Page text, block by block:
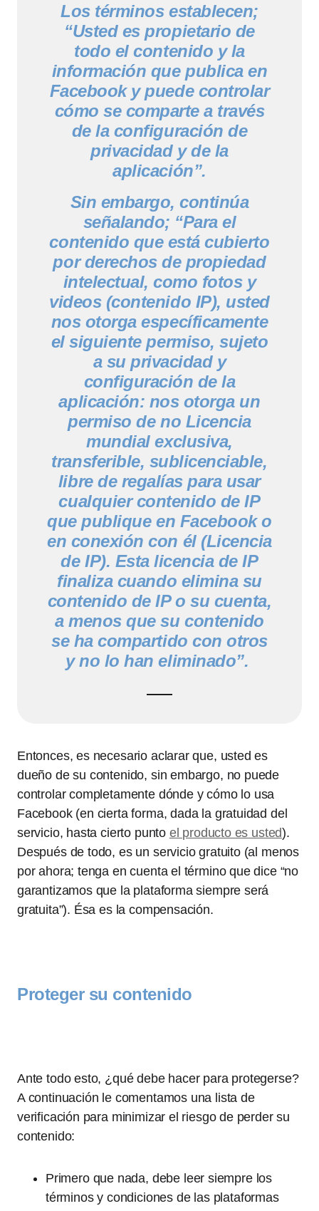
Los términos establecen;
“Usted es propietario de
todo el contenido y la
información que publica en
Facebook y puede controlar
cómo se comparte a través
de la configuración de
privacidad y de la
aplicación”.
Sin embargo, continúa
señalando; “Para el
contenido que está cubierto
por derechos de propiedad
intelectual, como fotos y
videos (contenido IP), usted
nos otorga específicamente
el siguiente permiso, sujeto
a su privacidad y
configuración de la
aplicación: nos otorga un
permiso de no Licencia
mundial exclusiva,
transferible, sublicenciable,
libre de regalías para usar
cualquier contenido de IP
que publique en Facebook o
en conexión con él (Licencia
de IP). Esta licencia de IP
finaliza cuando elimina su
contenido de IP o su cuenta,
a menos que su contenido
se ha compartido con otros
y no lo han eliminado”.
Entonces, es necesario aclarar que, usted es
dueño de su contenido, sin embargo, no puede
controlar completamente dónde y cómo lo usa
Facebook (en cierta forma, dada la gratuidad del
servicio, hasta cierto punto el producto es usted).
Después de todo, es un servicio gratuito (al menos
por ahora; tenga en cuenta el término que dice “no
garantizamos que la plataforma siempre será
gratuita”). Ésa es la compensación.
Proteger su contenido
Ante todo esto, ¿qué debe hacer para protegerse?
A continuación le comentamos una lista de
verificación para minimizar el riesgo de perder su
contenido:
Primero que nada, debe leer siempre los
términos y condiciones de las plataformas